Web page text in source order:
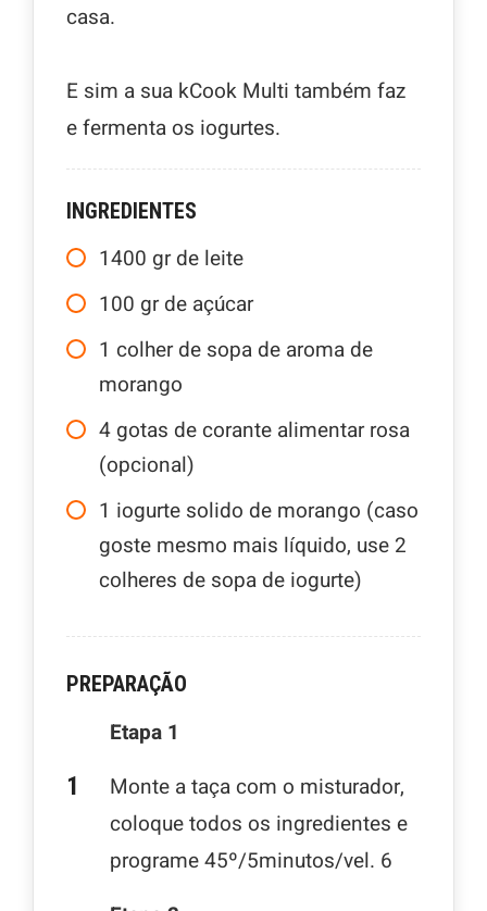
casa.
E sim a sua kCook Multi também faz
e fermenta os iogurtes.
INGREDIENTES
1400 gr de leite
100 gr de açúcar
1 colher de sopa de aroma de
morango
4 gotas de corante alimentar rosa
(opcional)
1 iogurte solido de morango (caso
goste mesmo mais líquido, use 2
colheres de sopa de iogurte)
PREPARAÇÃO
Etapa 1
Monte a taça com o misturador,
coloque todos os ingredientes e
programe 45º/5minutos/vel. 6